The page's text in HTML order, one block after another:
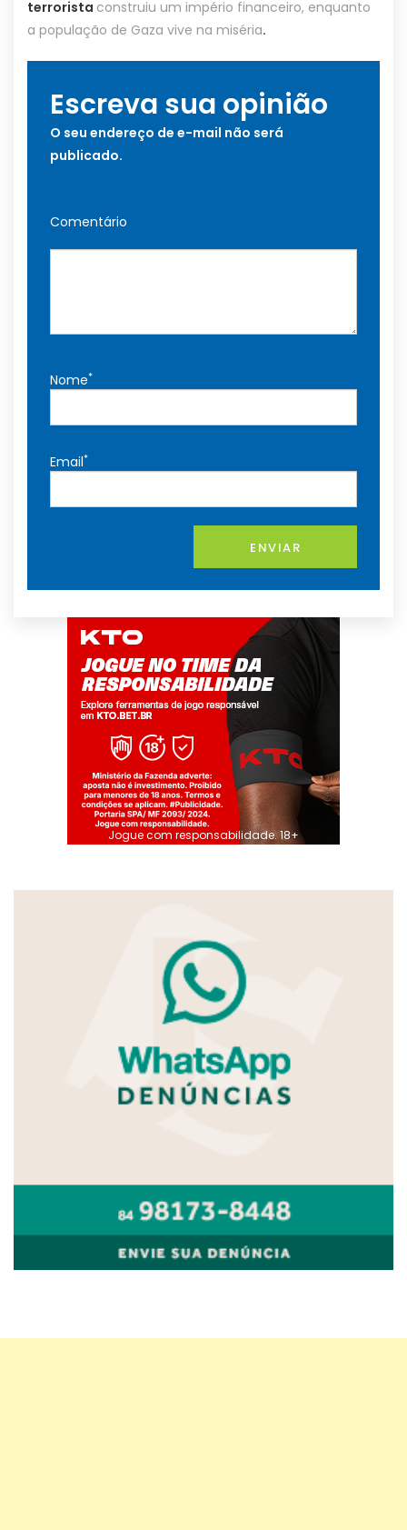
terrorista construiu um império financeiro, enquanto
a população de Gaza vive na miséria.
Escreva sua opinião
O seu endereço de e-mail não será
publicado.
Comentário
Nome*
Email*
ENVIAR
Jogue com responsabilidade. 18+